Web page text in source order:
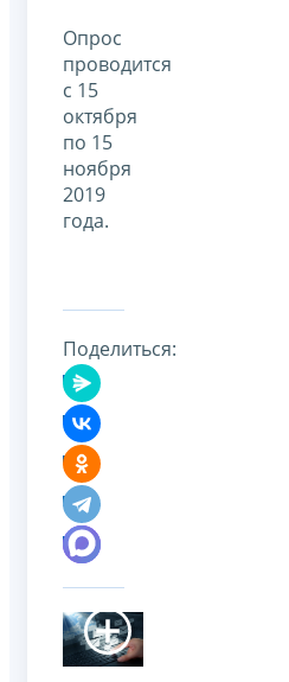
Опрос
проводится
с 15
октября
по 15
ноября
2019
года.
Поделиться: